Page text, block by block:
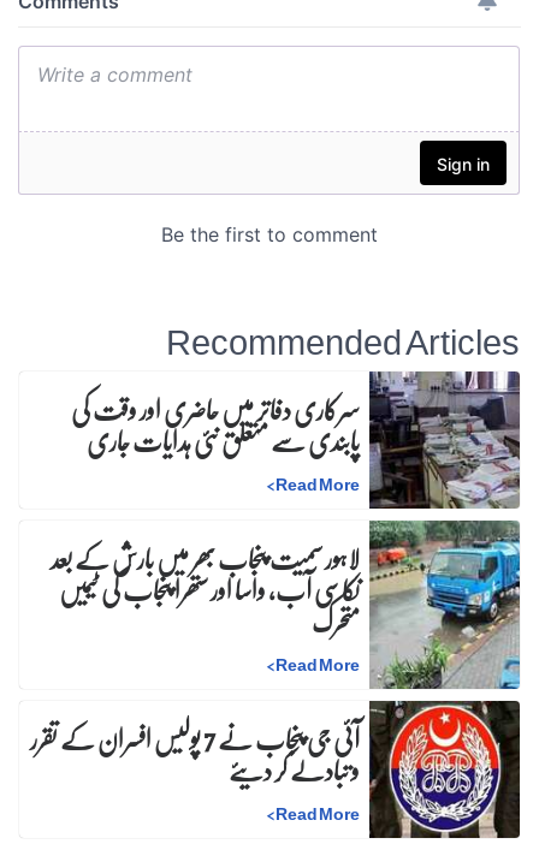
Recommended Articles
سرکاری دفاتر میں حاضری اور وقت کی
پابندی سے متعلق نئی ہدایات جاری
Read More
>
لاہور سمیت پنجاب بھر میں بارش کے بعد
نکاسی آب، واسا اور ستھرا پنجاب کی ٹیمیں
متحرک
Read More
>
آئی جی پنجاب نے 7 پولیس افسران کے تقرر و تبادلے کر دیئے
Read More
>